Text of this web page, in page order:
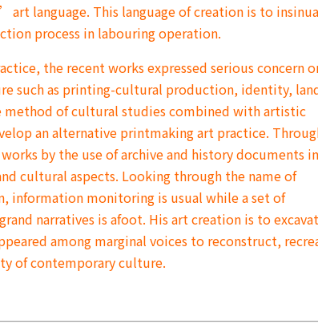
language. This language of creation is to
process in labouring operation.
the recent works expressed serious concern
such as printing-cultural production, identity,
method of cultural studies combined with artistic
an alternative printmaking art practice.
by the use of archive and history documents in
cultural aspects. Looking through the name of
information monitoring is usual while a set of
narratives is afoot. His art creation is to
among marginal voices to reconstruct,
of contemporary culture.